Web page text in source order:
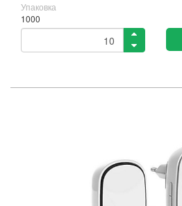
Упаковка
1000